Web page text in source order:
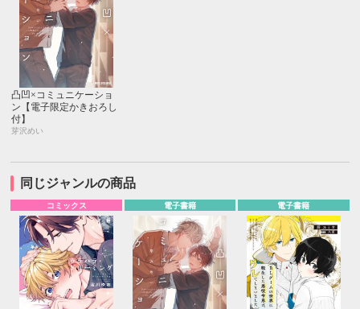
凸凹×コミュニケーショ
ン【電子限定かきおろし
付】
芽沢めい
同じジャンルの商品
コミックス 電子書籍 電子書籍